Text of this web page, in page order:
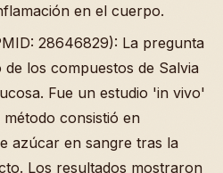
en el cuerpo.
28646829): La pregunta
los compuestos de Salvia
Fue un estudio 'in vivo'
consistió en
azúcar en sangre tras la
Los resultados mostraron